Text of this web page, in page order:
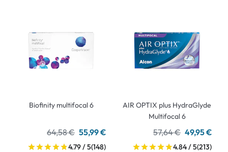
Biofinity multifocal 6
64,58 € 55,99 €
4.79 / 5(148)
AIR OPTIX plus HydraGlyde
Multifocal 6
57,64 € 49,95 €
4.84 / 5(213)